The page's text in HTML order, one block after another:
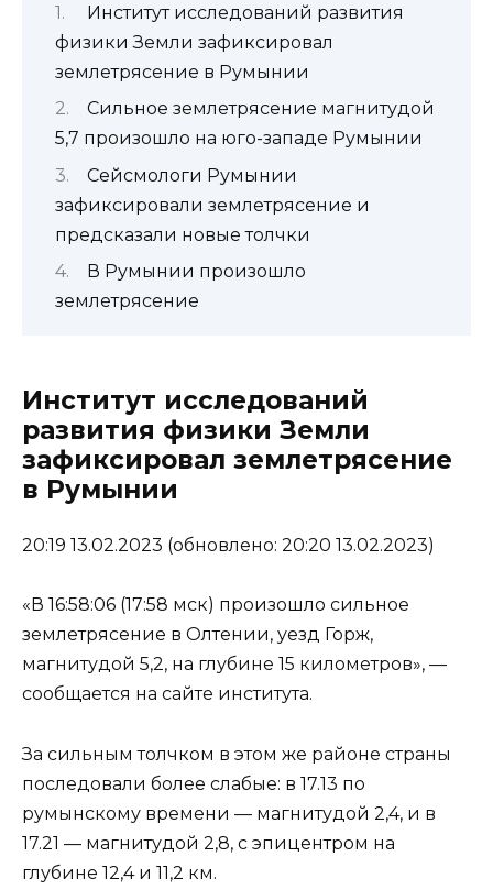
Институт исследований развития
физики Земли зафиксировал
землетрясение в Румынии
Сильное землетрясение магнитудой
5,7 произошло на юго-западе Румынии
Сейсмологи Румынии
зафиксировали землетрясение и
предсказали новые толчки
В Румынии произошло
землетрясение
Институт исследований
развития физики Земли
зафиксировал землетрясение
в Румынии
20:19 13.02.2023 (обновлено: 20:20 13.02.2023)
«В 16:58:06 (17:58 мск) произошло сильное
землетрясение в Олтении, уезд Горж,
магнитудой 5,2, на глубине 15 километров», —
сообщается на сайте института.
За сильным толчком в этом же районе страны
последовали более слабые: в 17.13 по
румынскому времени — магнитудой 2,4, и в
17.21 — магнитудой 2,8, с эпицентром на
глубине 12,4 и 11,2 км.